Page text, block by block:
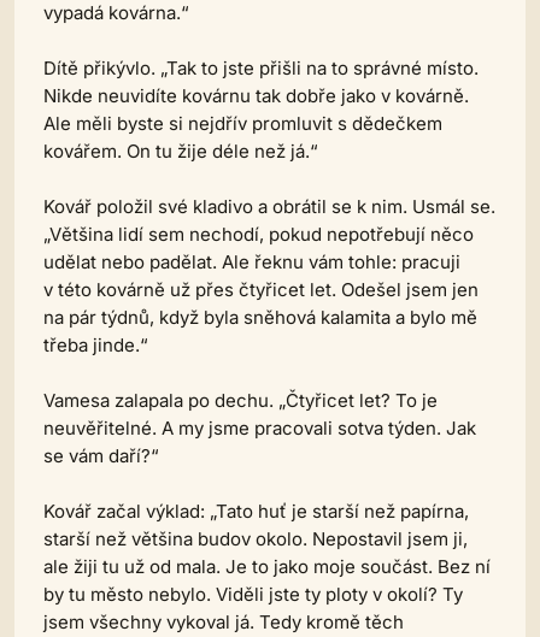
vypadá kovárna.“
Dítě přikývlo. „Tak to jste přišli na to správné místo.
Nikde neuvidíte kovárnu tak dobře jako v kovárně.
Ale měli byste si nejdřív promluvit s dědečkem
kovářem. On tu žije déle než já.“
Kovář položil své kladivo a obrátil se k nim. Usmál se.
„Většina lidí sem nechodí, pokud nepotřebují něco
udělat nebo padělat. Ale řeknu vám tohle: pracuji
v této kovárně už přes čtyřicet let. Odešel jsem jen
na pár týdnů, když byla sněhová kalamita a bylo mě
třeba jinde.“
Vamesa zalapala po dechu. „Čtyřicet let? To je
neuvěřitelné. A my jsme pracovali sotva týden. Jak
se vám daří?“
Kovář začal výklad: „Tato huť je starší než papírna,
starší než většina budov okolo. Nepostavil jsem ji,
ale žiji tu už od mala. Je to jako moje součást. Bez ní
by tu město nebylo. Viděli jste ty ploty v okolí? Ty
jsem všechny vykoval já. Tedy kromě těch